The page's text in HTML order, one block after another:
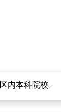
区内本科院校
新疆大学